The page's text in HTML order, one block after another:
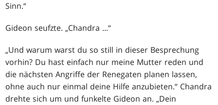
Sinn.“
Gideon seufzte. „Chandra ...“
„Und warum warst du so still in dieser Besprechung
vorhin? Du hast einfach nur meine Mutter reden und
die nächsten Angriffe der Renegaten planen lassen,
ohne auch nur einmal deine Hilfe anzubieten.“ Chandra
drehte sich um und funkelte Gideon an. „Dein